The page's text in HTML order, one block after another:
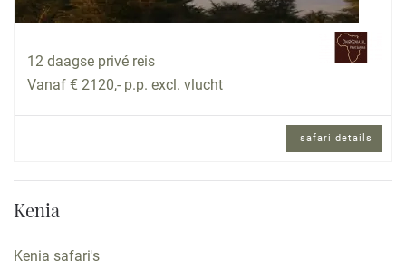
12 daagse privé reis
Vanaf € 2120,- p.p. excl. vlucht
safari details
Kenia
Kenia safari's